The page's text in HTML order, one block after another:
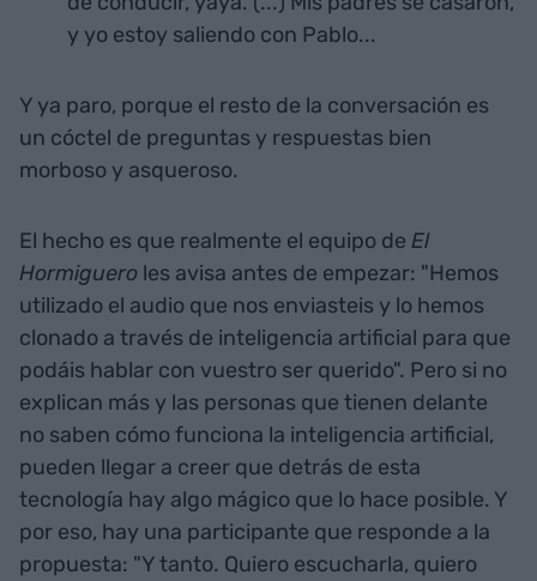
y yo estoy saliendo con Pablo...
Y ya paro, porque el resto de la conversación es
un cóctel de preguntas y respuestas bien
morboso y asqueroso.
El hecho es que realmente el equipo de El
Hormiguero les avisa antes de empezar: "Hemos
utilizado el audio que nos enviasteis y lo hemos
clonado a través de inteligencia artificial para que
podáis hablar con vuestro ser querido". Pero si no
explican más y las personas que tienen delante
no saben cómo funciona la inteligencia artificial,
pueden llegar a creer que detrás de esta
tecnología hay algo mágico que lo hace posible. Y
por eso, hay una participante que responde a la
propuesta: "Y tanto. Quiero escucharla, quiero